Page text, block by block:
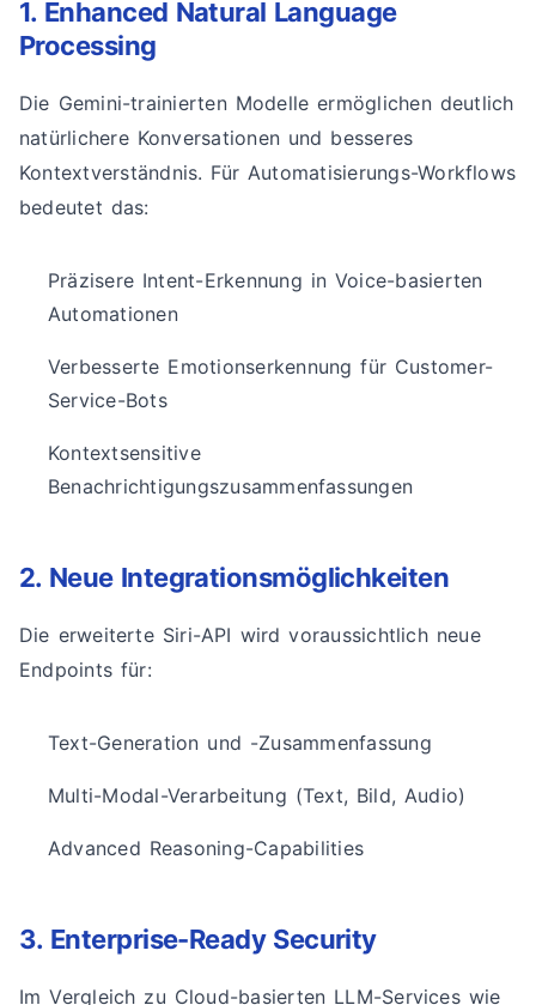
1. Enhanced Natural Language
Processing
Die Gemini-trainierten Modelle ermöglichen deutlich
natürlichere Konversationen und besseres
Kontextverständnis. Für Automatisierungs-Workflows
bedeutet das:
Präzisere Intent-Erkennung in Voice-basierten
Automationen
Verbesserte Emotionserkennung für Customer-
Service-Bots
Kontextsensitive
Benachrichtigungszusammenfassungen
2. Neue Integrationsmöglichkeiten
Die erweiterte Siri-API wird voraussichtlich neue
Endpoints für:
Text-Generation und -Zusammenfassung
Multi-Modal-Verarbeitung (Text, Bild, Audio)
Advanced Reasoning-Capabilities
3. Enterprise-Ready Security
Im Vergleich zu Cloud-basierten LLM-Services wie